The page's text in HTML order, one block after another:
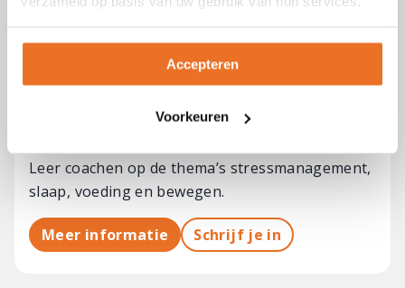
Accepteren
Voorkeuren
GERELATEERDE CURSUSSEN
Leefstijlcoach
Leer coachen op de thema’s stressmanagement,
slaap, voeding en bewegen.
Meer informatie Schrijf je in